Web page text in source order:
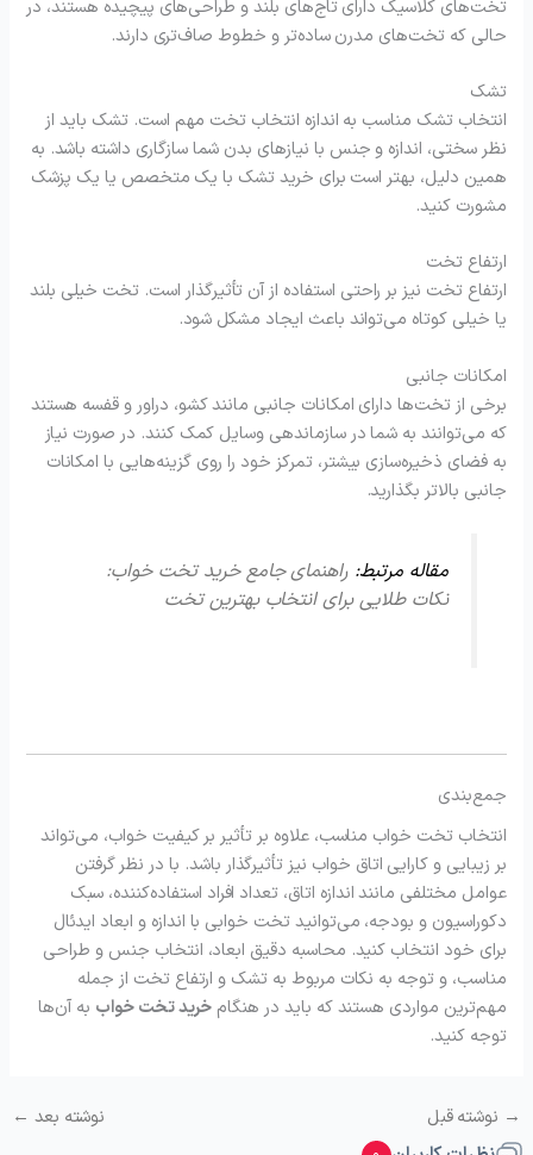
تخت‌های کلاسیک دارای تاج‌های بلند و طراحی‌های پیچیده هستند، در
حالی که تخت‌های مدرن ساده‌تر و خطوط صاف‌تری دارند.
تشک
انتخاب تشک مناسب به اندازه انتخاب تخت مهم است. تشک باید از
نظر سختی، اندازه و جنس با نیازهای بدن شما سازگاری داشته باشد. به
همین دلیل، بهتر است برای خرید تشک با یک متخصص یا یک پزشک
مشورت کنید.
ارتفاع تخت
ارتفاع تخت نیز بر راحتی استفاده از آن تأثیرگذار است. تخت خیلی بلند
یا خیلی کوتاه می‌تواند باعث ایجاد مشکل شود.
امکانات جانبی
برخی از تخت‌ها دارای امکانات جانبی مانند کشو، دراور و قفسه هستند
که می‌توانند به شما در سازماندهی وسایل کمک کنند. در صورت نیاز
به فضای ذخیره‌سازی بیشتر، تمرکز خود را روی گزینه‌هایی با امکانات
جانبی بالاتر بگذارید.
مقاله مرتبط: راهنمای جامع خرید تخت خواب:
نکات طلایی برای انتخاب بهترین تخت
جمع‌بندی
انتخاب تخت خواب مناسب، علاوه بر تأثیر بر کیفیت خواب، می‌تواند
بر زیبایی و کارایی اتاق خواب نیز تأثیرگذار باشد. با در نظر گرفتن
عوامل مختلفی مانند اندازه اتاق، تعداد افراد استفاده‌کننده، سبک
دکوراسیون و بودجه، می‌توانید تخت خوابی با اندازه و ابعاد ایدئال
برای خود انتخاب کنید. محاسبه دقیق ابعاد، انتخاب جنس و طراحی
مناسب، و توجه به نکات مربوط به تشک و ارتفاع تخت از جمله
مهم‌ترین مواردی هستند که باید در هنگام خرید تخت خواب به آن‌ها
توجه کنید.
→ نوشته قبل نوشته بعد ←